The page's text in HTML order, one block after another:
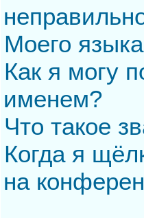
Моего
Как я могу
именем?
Что такое
Когда я
на